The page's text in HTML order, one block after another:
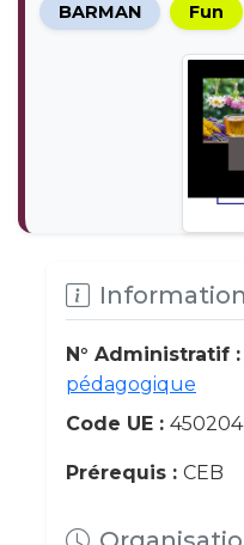
BARMAN Fun
N° Administratif :
pédagogique
Code UE :
Prérequis : CEB